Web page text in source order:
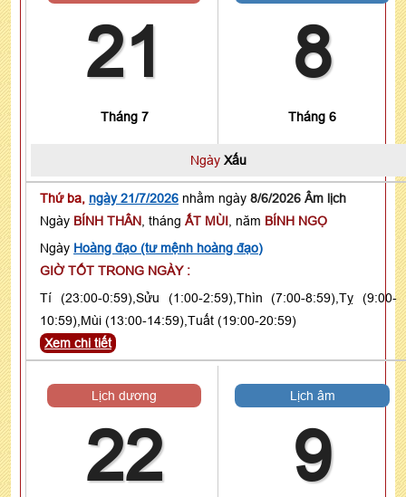
21
Tháng 7
8
Tháng 6
Ngày Xấu
Thứ ba, ngày 21/7/2026 nhằm ngày 8/6/2026 Âm lịch
Ngày BÍNH THÂN , tháng ẤT MÙI , năm BÍNH NGỌ
Ngày Hoàng đạo (tư mệnh hoàng đạo)
GIỜ TỐT TRONG NGÀY :
Tí (23:00-0:59),Sửu (1:00-2:59),Thìn (7:00-8:59),Tỵ (9:00-
10:59),Mùi (13:00-14:59),Tuất (19:00-20:59)
Xem chi tiết
Lịch dương
22
Lịch âm
9